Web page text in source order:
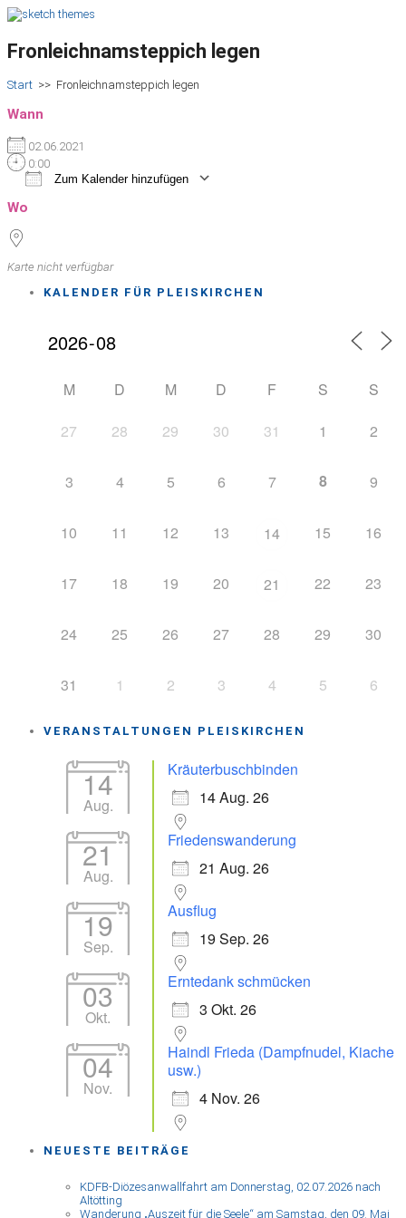
Fronleichnamsteppich legen
Start >> Fronleichnamsteppich legen
Wann
02.06.2021
0:00
Zum Kalender hinzufügen
Wo
Karte nicht verfügbar
KALENDER FÜR PLEISKIRCHEN
M D M D F S
S
27
28 29 30 31 1 2
3 4 5 6 7 8 9
10 11 12 13 14 15 16
17 18 19 20 21 22 23
24 25 26 27 28 29 30
31 1 2 3 4 5 6
VERANSTALTUNGEN PLEISKIRCHEN
14
Aug.
Kräuterbuschbinden
14 Aug. 26
21
Aug.
Friedenswanderung
21 Aug. 26
19
Sep.
Ausflug
19 Sep. 26
03
Okt.
Erntedank schmücken
3 Okt. 26
04
Nov.
Haindl Frieda (Dampfnudel, Kiache
usw.)
4 Nov. 26
NEUESTE BEITRÄGE
KDFB-Diözesanwallfahrt am Donnerstag, 02.07.2026 nach
Altötting
Wanderung „Auszeit für die Seele“ am Samstag, den 09. Mai